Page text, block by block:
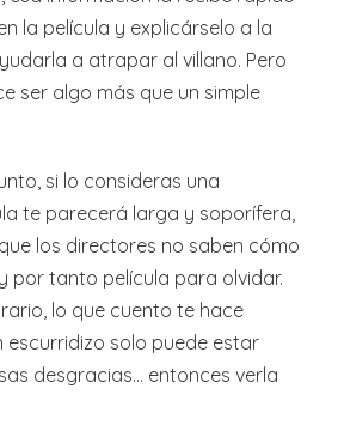
la película y explicárselo a la
a atrapar al villano. Pero
ser algo más que un simple
si lo consideras una
te parecerá larga y soporífera,
los directores no saben cómo
por tanto película para olvidar.
lo que cuento te hace
escurridizo solo puede estar
desgracias… entonces verla